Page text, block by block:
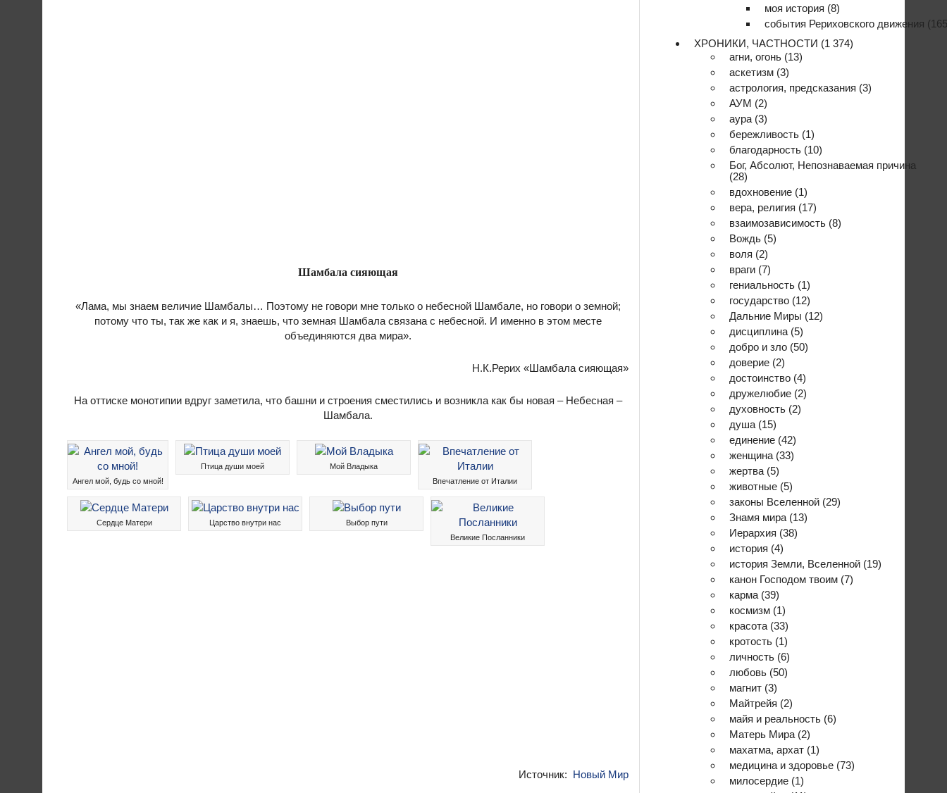
Шамбала сияющая
«Лама, мы знаем величие Шамбалы… Поэтому не говори мне только о небесной Шамбале, но говори о земной;
потому что ты, так же как и я, знаешь, что земная Шамбала связана с небесной. И именно в этом месте
объединяются два мира».
Н.К.Рерих «Шамбала сияющая»
На оттиске монотипии вдруг заметила, что башни и строения сместились и возникла как бы новая – Небесная –
Шамбала.
Ангел мой, будь со мной!
Птица души моей
Мой Владыка
Впечатление от Италии
Сердце Матери Царство внутри нас
Выбор пути
Великие Посланники
Источник: Новый Мир
моя история (8)
события Рериховского движения
ХРОНИКИ, ЧАСТНОСТИ (1 374)
агни, огонь (13)
аскетизм (3)
астрология, предсказания (3)
АУМ (2)
аура (3)
бережливость (1)
благодарность (10)
Бог, Абсолют, Непознаваемая причина
(28)
вдохновение (1)
вера, религия (17)
взаимозависимость (8)
Вождь (5)
воля (2)
враги (7)
гениальность (1)
государство (12)
Дальние Миры (12)
дисциплина (5)
добро и зло (50)
доверие (2)
достоинство (4)
дружелюбие (2)
духовность (2)
душа (15)
единение (42)
женщина (33)
жертва (5)
животные (5)
законы Вселенной (29)
Знамя мира (13)
Иерархия (38)
история (4)
история Земли, Вселенной (19)
канон Господом твоим (7)
карма (39)
космизм (1)
красота (33)
кротость (1)
личность (6)
любовь (50)
магнит (3)
Майтрейя (2)
майя и реальность (6)
Матерь Мира (2)
махатма, архат (1)
медицина и здоровье (73)
милосердие (1)